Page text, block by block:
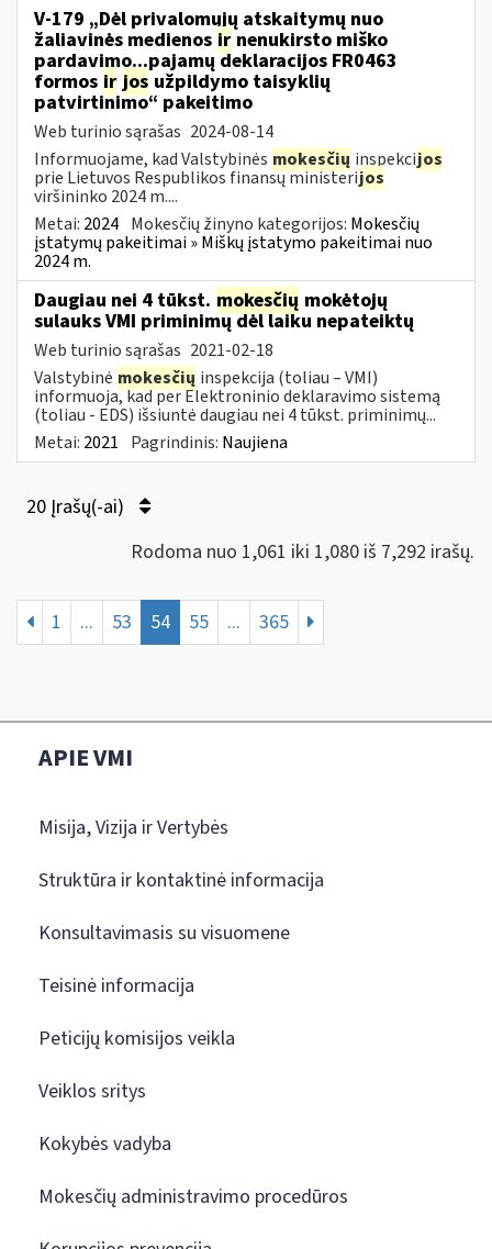
V-179 „Dėl privalomųjų atskaitymų nuo
žaliavinės medienos ir nenukirsto miško
pardavimo...pajamų deklaracijos FR0463
formos ir jos užpildymo taisyklių
patvirtinimo“ pakeitimo
Web turinio sąrašas 2024-08-14
Informuojame, kad Valstybinės mokesčių inspekcijos
prie Lietuvos Respublikos finansų ministerijos
viršininko 2024 m....
Metai: 2024 Mokesčių žinyno kategorijos: Mokesčių
įstatymų pakeitimai » Miškų įstatymo pakeitimai nuo
2024 m.
Daugiau nei 4 tūkst. mokesčių mokėtojų
sulauks VMI priminimų dėl laiku nepateiktų
Web turinio sąrašas 2021-02-18
Valstybinė mokesčių inspekcija (toliau – VMI)
informuoja, kad per Elektroninio deklaravimo sistemą
(toliau - EDS) išsiuntė daugiau nei 4 tūkst. priminimų...
Metai: 2021 Pagrindinis: Naujiena
20 Įrašų(-ai)
Rodoma nuo 1,061 iki 1,080 iš 7,292 irašų.
1 ... 53 54 55 ... 365
APIE VMI
Misija, Vizija ir Vertybės
Struktūra ir kontaktinė informacija
Konsultavimasis su visuomene
Teisinė informacija
Peticijų komisijos veikla
Veiklos sritys
Kokybės vadyba
Mokesčių administravimo procedūros